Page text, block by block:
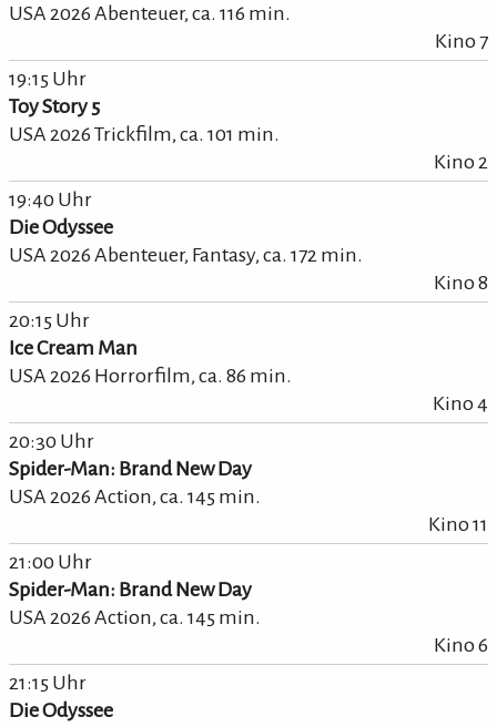
USA 2026 Abenteuer, ca. 116 min.
Kino 7
19:15 Uhr
Toy Story 5
USA 2026 Trickfilm, ca. 101 min.
Kino 2
19:40 Uhr
Die Odyssee
USA 2026 Abenteuer, Fantasy, ca. 172 min.
Kino 8
20:15 Uhr
Ice Cream Man
USA 2026 Horrorfilm, ca. 86 min.
Kino 4
20:30 Uhr
Spider-Man: Brand New Day
USA 2026 Action, ca. 145 min.
Kino 11
21:00 Uhr
Spider-Man: Brand New Day
USA 2026 Action, ca. 145 min.
Kino 6
21:15 Uhr
Die Odyssee